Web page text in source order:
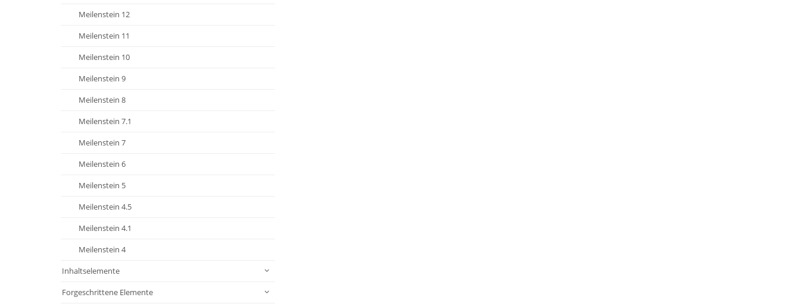
Meilenstein 12
Meilenstein 11
Meilenstein 10
Meilenstein 9
Meilenstein 8
Meilenstein 7.1
Meilenstein 7
Meilenstein 6
Meilenstein 5
Meilenstein 4.5
Meilenstein 4.1
Meilenstein 4
Inhaltselemente
Forgeschrittene Elemente